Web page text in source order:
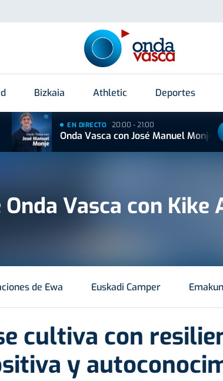
Bizkaia Athletic Deportes
EN DIRECTO 20:00 - 21:00
Onda Vasca con José Manuel Monje
Vasca con Kike
de Ewa Euskadi Camper
cultiva con
y